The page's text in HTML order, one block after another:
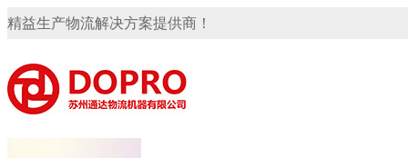
精益生产物流解决方案提供商！